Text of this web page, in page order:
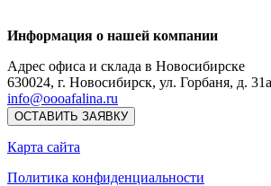
Информация о нашей компании
Адрес офиса и склада в Новосибирске
630024, г. Новосибирск, ул. Горбаня, д.
info@oooafalina.ru
ОСТАВИТЬ ЗАЯВКУ
Карта сайта
Политика конфиденциальности